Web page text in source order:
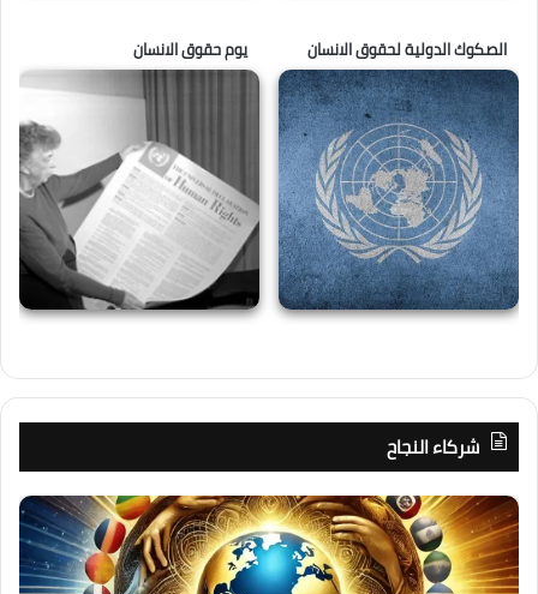
الصكوك الدولية لحقوق الانسان يوم حقوق الانسان
شركاء النجاح